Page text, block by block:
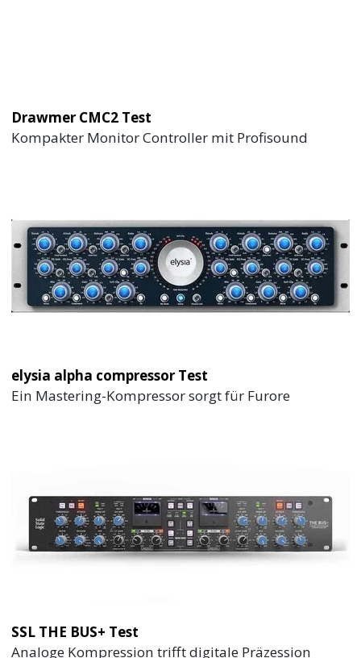
Drawmer CMC2 Test
Kompakter Monitor Controller mit Profisound
elysia alpha compressor Test
Ein Mastering-Kompressor sorgt für Furore
SSL THE BUS+ Test
Analoge Kompression trifft digitale Präzession